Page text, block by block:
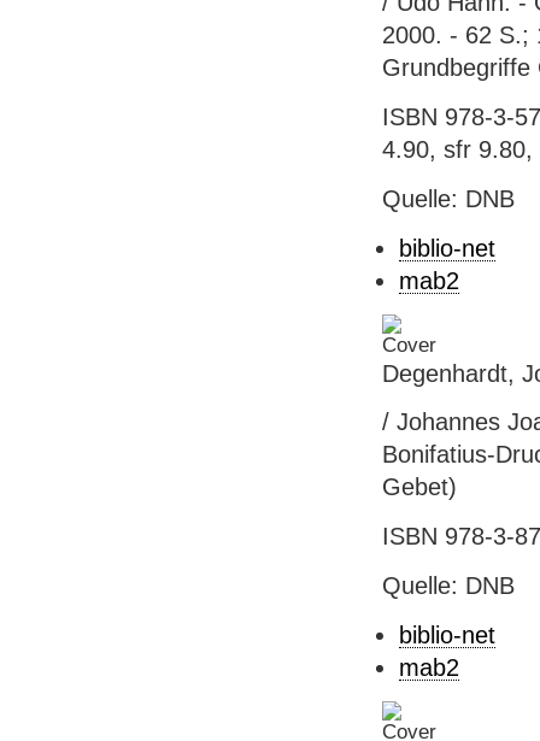
2000. - 62 S.;
Grundbegriffe
ISBN 978-3-
4.90, sfr 9.80,
Quelle: DNB
biblio-net
mab2
Degenhardt,
/ Johannes
Bonifatius-
Gebet)
ISBN 978-3-
Quelle: DNB
biblio-net
mab2